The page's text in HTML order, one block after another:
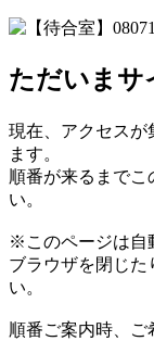
ただいまサ
現在、アクセスが
ます。
順番が来るまでこ
い。
※このページは自
ブラウザを閉じた
い。
順番ご案内時、ご